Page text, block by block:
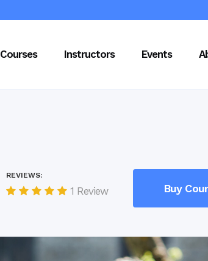
Courses Instructors Events
REVIEWS:
1 Review Buy